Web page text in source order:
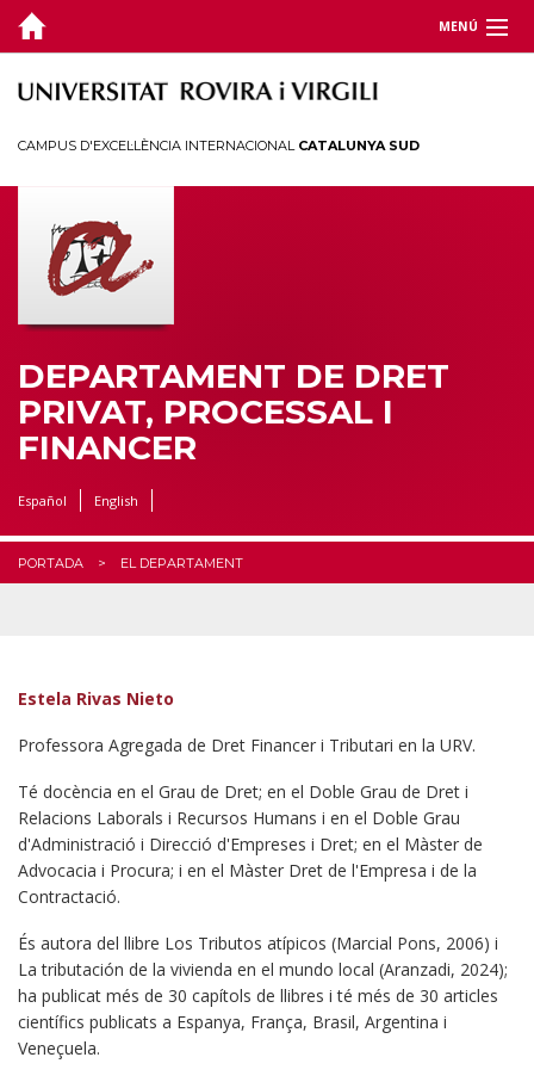
MENÚ
DEPARTAMENT
RECERCA
JORNADES I CONGRESSOS
TERRITORI
CAMPUS D'EXCEL·LÈNCIA INTERNACIONAL CATALUNYA SUD
DEPARTAMENT DE DRET
PRIVAT, PROCESSAL I
FINANCER
Español English
PORTADA EL DEPARTAMENT
Estela Rivas Nieto
Professora Agregada de Dret Financer i Tributari en la URV.
Té docència en el Grau de Dret; en el Doble Grau de Dret i
Relacions Laborals i Recursos Humans i en el Doble Grau
d'Administració i Direcció d'Empreses i Dret; en el Màster de
Advocacia i Procura; i en el Màster Dret de l'Empresa i de la
Contractació.
És autora del llibre Los Tributos atípicos (Marcial Pons, 2006) i
La tributación de la vivienda en el mundo local (Aranzadi, 2024);
ha publicat més de 30 capítols de llibres i té més de 30 articles
científics publicats a Espanya, França, Brasil, Argentina i
Veneçuela.